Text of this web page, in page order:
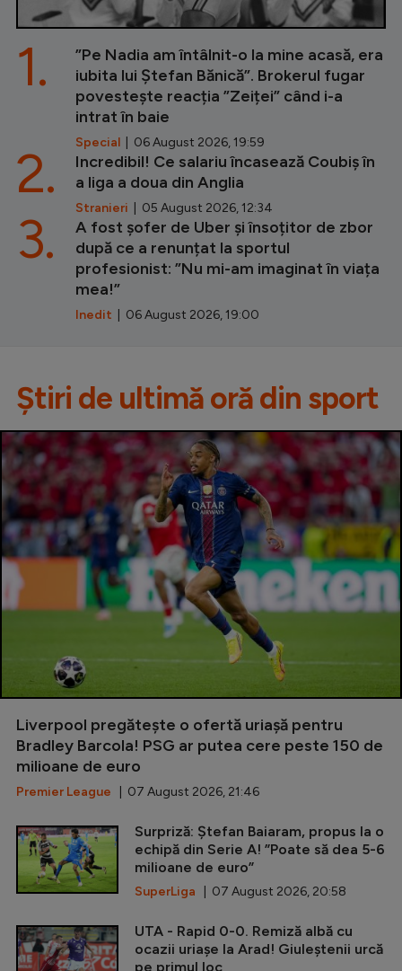
”Pe Nadia am întâlnit-o la mine acasă, era
iubita lui Ștefan Bănică”. Brokerul fugar
povestește reacția ”Zeiței” când i-a
intrat în baie
Special | 06 August 2026, 19:59
1.
Incredibil! Ce salariu încasează Coubiș în
a liga a doua din Anglia
Stranieri | 05 August 2026, 12:34
2.
A fost șofer de Uber și însoțitor de zbor
după ce a renunțat la sportul
profesionist: ”Nu mi-am imaginat în viața
mea!”
Inedit | 06 August 2026, 19:00
3.
Știri de ultimă oră din sport
Liverpool pregătește o ofertă uriașă pentru
Bradley Barcola! PSG ar putea cere peste 150 de
milioane de euro
Premier League | 07 August 2026, 21:46
Surpriză: Ștefan Baiaram, propus la o
echipă din Serie A! ”Poate să dea 5-6
milioane de euro”
SuperLiga | 07 August 2026, 20:58
UTA - Rapid 0-0. Remiză albă cu
ocazii uriașe la Arad! Giuleștenii urcă
pe primul loc